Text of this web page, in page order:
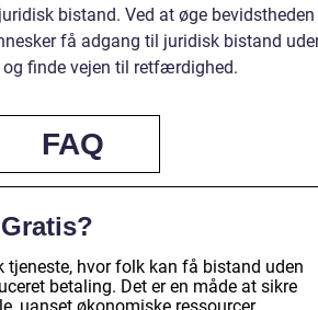
bistand. Ved at øge
få adgang til juridisk bistand
finde vejen til retfærdighed.
FAQ
tjeneste, hvor folk kan få bistand uden
betaling. Det er en måde at sikre